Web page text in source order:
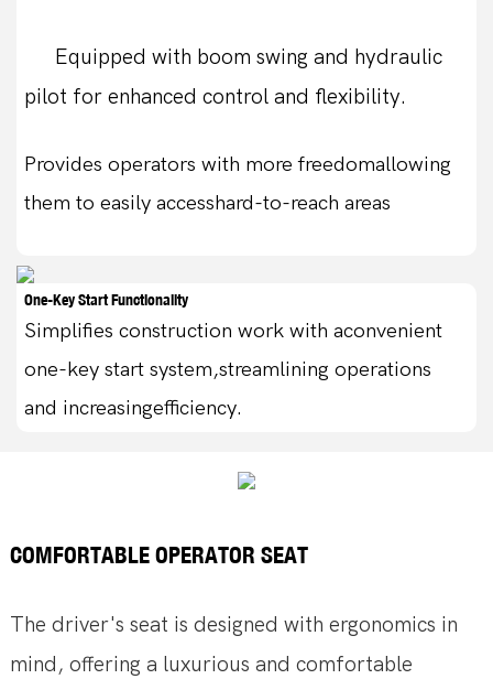
Equipped with boom swing and hydraulic
pilot for enhanced control and flexibility.
Provides operators with more freedomallowing
them to easily accesshard-to-reach areas
One-Key Start Functionality
Simplifies construction work with aconvenient
one-key start system,streamlining operations
and increasingefficiency.
COMFORTABLE OPERATOR SEAT
The driver's seat is designed with ergonomics in
mind, offering a luxurious and comfortable